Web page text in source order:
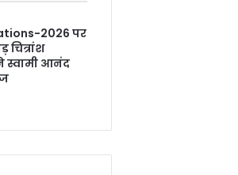
2026 पर
चित्रांश
स्वामी आनंद